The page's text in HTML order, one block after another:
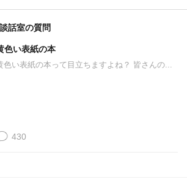
話室の質問
色い表紙の本
色い表紙の本って目立ちますよね？ 皆さんの...
430